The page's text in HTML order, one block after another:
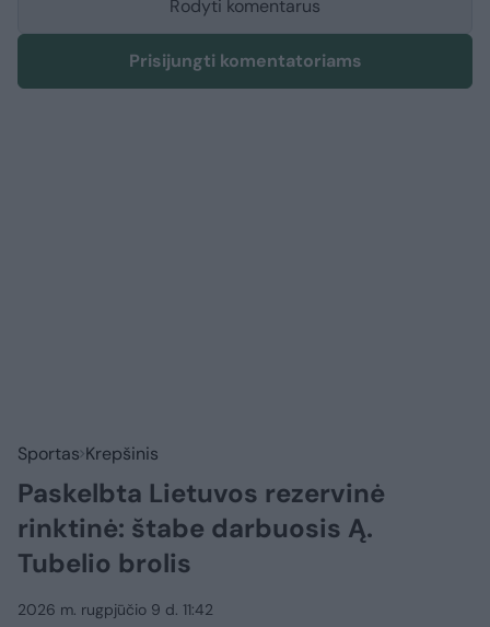
Rodyti komentarus
Prisijungti komentatoriams
Sportas Krepšinis
Paskelbta Lietuvos rezervinė
rinktinė: štabe darbuosis Ą.
Tubelio brolis
2026 m. rugpjūčio 9 d. 11:42